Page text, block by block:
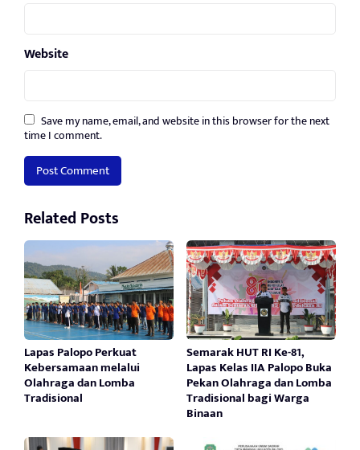
Website
Save my name, email, and website in this browser for the next
time I comment.
Related Posts
Lapas Palopo Perkuat
Kebersamaan melalui
Olahraga dan Lomba
Tradisional
Semarak HUT RI Ke-81,
Lapas Kelas IIA Palopo Buka
Pekan Olahraga dan Lomba
Tradisional bagi Warga
Binaan